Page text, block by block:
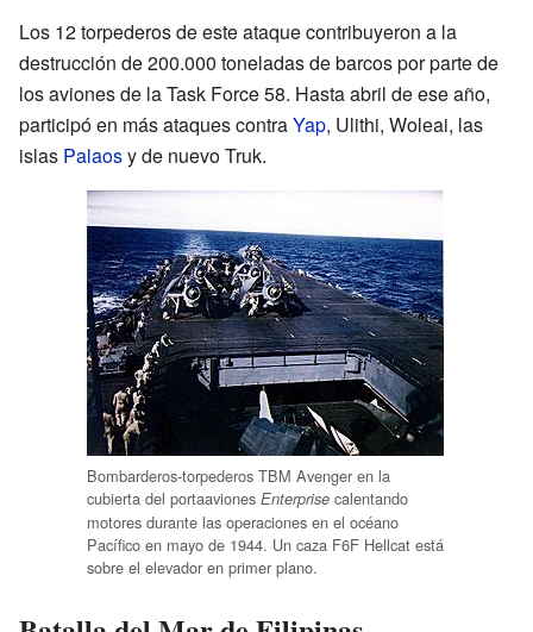
Los 12 torpederos de este ataque contribuyeron a la
destrucción de 200.000 toneladas de barcos por parte de
los aviones de la Task Force 58. Hasta abril de ese año,
participó en más ataques contraYap, Ulithi, Woleai, las
islas Palaosy de nuevo Truk.
Bombarderos-torpederos TBM Avenger en la
cubierta del portaaviones Enterprise calentando
motores durante las operaciones en el océano
Pacífico en mayo de 1944. Un caza F6F Hellcat está
sobre el elevador en primer plano.